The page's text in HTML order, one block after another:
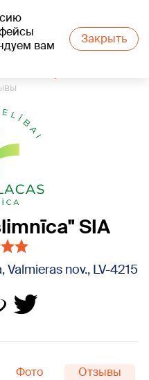
вам
Закрыть
SIA
Valmieras nov., LV-4215
Фото Отзывы